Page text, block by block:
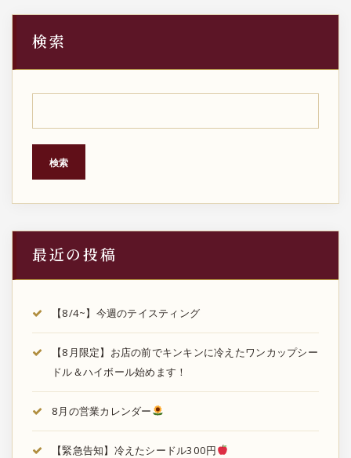
検索
検索
最近の投稿
【8/4~】今週のテイスティング
【8月限定】お店の前でキンキンに冷えたワンカップシー
ドル＆ハイボール始めます！
8月の営業カレンダー
【緊急告知】冷えたシードル300円